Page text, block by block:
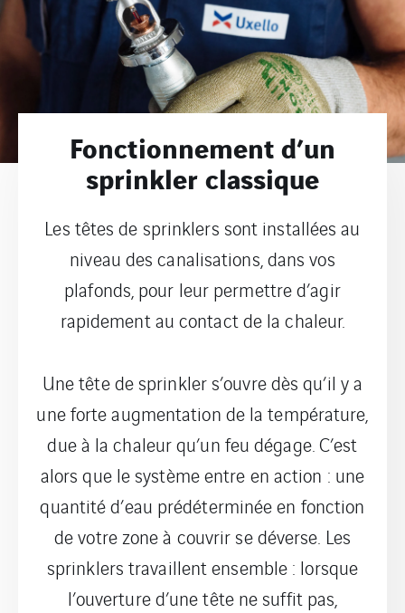
Fonctionnement d’un
sprinkler classique
Les têtes de sprinklers sont installées au
niveau des canalisations, dans vos
plafonds, pour leur permettre d’agir
rapidement au contact de la chaleur.
Une tête de sprinkler s’ouvre dès qu’il y a
une forte augmentation de la température,
due à la chaleur qu’un feu dégage. C’est
alors que le système entre en action : une
quantité d’eau prédéterminée en fonction
de votre zone à couvrir se déverse. Les
sprinklers travaillent ensemble : lorsque
l’ouverture d’une tête ne suffit pas,